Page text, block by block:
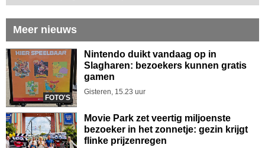
Meer nieuws
FOTO'S
Nintendo duikt vandaag op in
Slagharen: bezoekers kunnen gratis
gamen
Gisteren, 15.23 uur
Movie Park zet veertig miljoenste
bezoeker in het zonnetje: gezin krijgt
flinke prijzenregen